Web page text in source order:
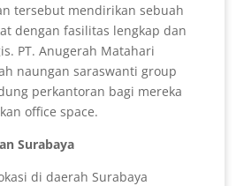
tersebut mendirikan sebuah
dengan fasilitas lengkap dan
PT. Anugerah Matahari
naungan saraswanti group
perkantoran bagi mereka
office space.
Surabaya
di daerah Surabaya